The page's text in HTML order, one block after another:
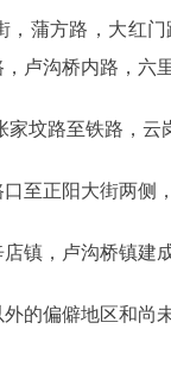
方路，大红门
卢沟桥内路，六
坟路至铁路，云
正阳大街两侧
镇，卢沟桥镇建
偏僻地区和尚